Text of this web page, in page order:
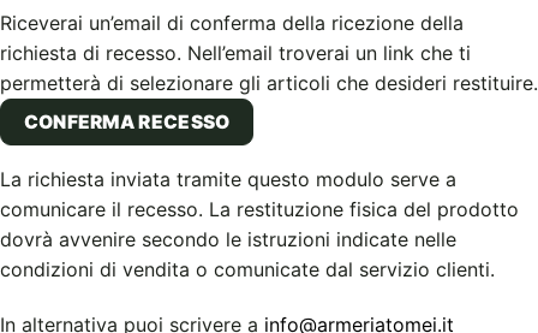
Riceverai un’email di conferma della ricezione della
richiesta di recesso. Nell’email troverai un link che ti
permetterà di selezionare gli articoli che desideri restituire.
CONFERMA RECESSO
La richiesta inviata tramite questo modulo serve a
comunicare il recesso. La restituzione fisica del prodotto
dovrà avvenire secondo le istruzioni indicate nelle
condizioni di vendita o comunicate dal servizio clienti.
In alternativa puoi scrivere a info@armeriatomei.it